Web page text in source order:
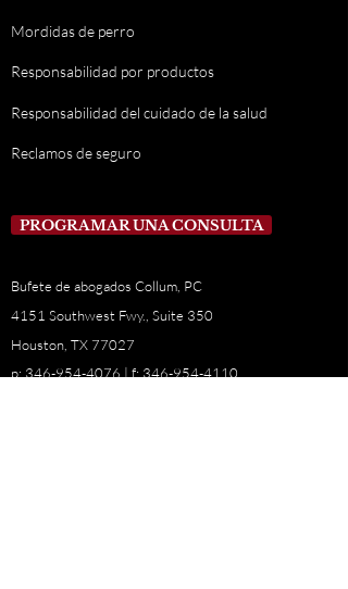
Mordidas de perro
Responsabilidad por productos
Responsabilidad del cuidado de la salud
Reclamos de seguro
PROGRAMAR UNA CONSULTA
Bufete de abogados Collum, PC
4151 Southwest Fwy., Suite 350
Houston, TX 77027
p: 346-954-4076 | f: 346-954-4110